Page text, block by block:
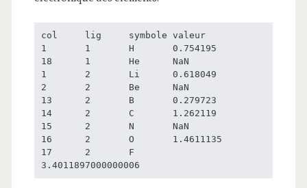
col	lig	symbole	valeur
1	1	H	0.754195
18	1	He	NaN
1	2	Li	0.618049
2	2	Be	NaN
13	2	B	0.279723
14	2	C	1.262119
15	2	N	NaN
16	2	O	1.4611135
17	2	F
3.4011897000000006